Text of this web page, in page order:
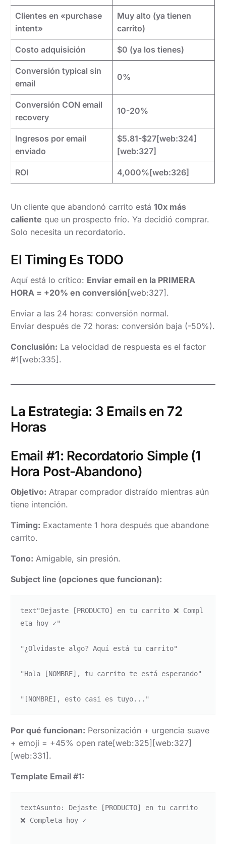
Clientes en «purchase
intent»
Muy alto (ya tienen
carrito)
Costo adquisición $0 (ya los tienes)
Conversión typical sin
email
0%
Conversión CON email
recovery
10-20%
Ingresos por email
enviado
$5.81-$27[web:324]
[web:327]
ROI 4,000%[web:326]
Un cliente que abandonó carrito está10x más
caliente que un prospecto frío. Ya decidió comprar.
Solo necesita un recordatorio.
El Timing Es TODO
Aquí está lo crítico: Enviar email en la PRIMERA
HORA = +20% en conversión[web:327].
Enviar a las 24 horas: conversión normal.
Enviar después de 72 horas: conversión baja (-50%).
Conclusión: La velocidad de respuesta es el factor
#1[web:335].
La Estrategia: 3 Emails en 72
Horas
Email #1: Recordatorio Simple (1
Hora Post-Abandono)
Objetivo: Atrapar comprador distraído mientras aún
tiene intención.
Timing: Exactamente 1 hora después que abandone
carrito.
Tono: Amigable, sin presión.
Subject line (opciones que funcionan):
text"Dejaste [PRODUCTO] en tu carrito ❌ Compl
eta hoy ✓"
"¿Olvidaste algo? Aquí está tu carrito"
"Hola [NOMBRE], tu carrito te está esperando"
Por qué funcionan: Personización + urgencia suave
+ emoji = +45% open rate[web:325][web:327]
[web:331].
Template Email #1:
textAsunto: Dejaste [PRODUCTO] en tu carrito
❌ Completa hoy ✓